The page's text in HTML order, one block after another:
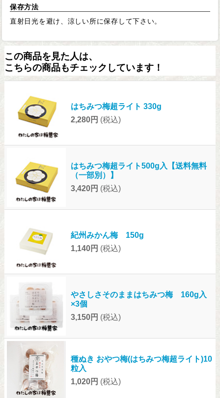
保存方法
直射日光を避け、涼しい所に保存して下さい。
この商品を見た人は、
こちらの商品もチェックしています！
はちみつ梅超ライト 330g
2,280円 (税込)
はちみつ梅超ライト500g入【送料無料
（一部別）】
3,420円 (税込)
紀州みかん梅 150g
1,140円 (税込)
やさしさそのままはちみつ梅 160g入
×3個
3,150円 (税込)
種ぬき おやつ梅(はちみつ梅超ライト)10
粒入
1,020円 (税込)